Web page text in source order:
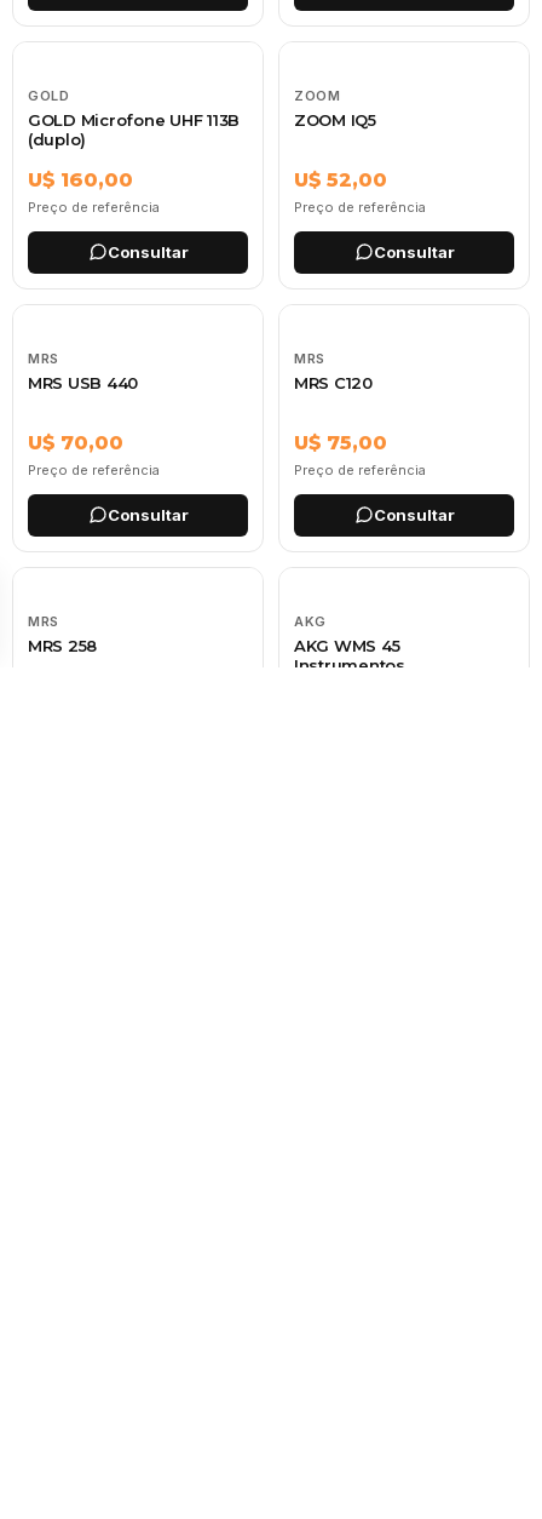
GOLD
GOLD Microfone UHF 113B
(duplo)
U$ 160,00
Preço de referência
Consultar
ZOOM
ZOOM IQ5
U$ 52,00
Preço de referência
Consultar
MRS
MRS USB 440
U$ 70,00
Preço de referência
Consultar
MRS
MRS C120
U$ 75,00
Preço de referência
Consultar
MRS
MRS 258
AKG
AKG WMS 45
Instrumentos